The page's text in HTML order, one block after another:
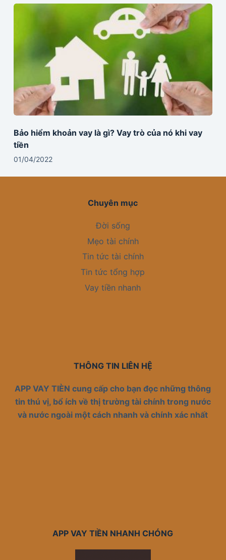
Bảo hiểm khoản vay là gì? Vay trò của nó khi vay
tiền
01/04/2022
Chuyên mục
Đời sống
Mẹo tài chính
Tin tức tài chính
Tin tức tổng hợp
Vay tiền nhanh
THÔNG TIN LIÊN HỆ
APP VAY TIÈN cung cấp cho bạn đọc những thông
tin thú vị, bổ ích về thị trường tài chính trong nước
và nước ngoài một cách nhanh và chính xác nhất
APP VAY TIỀN NHANH CHÓNG